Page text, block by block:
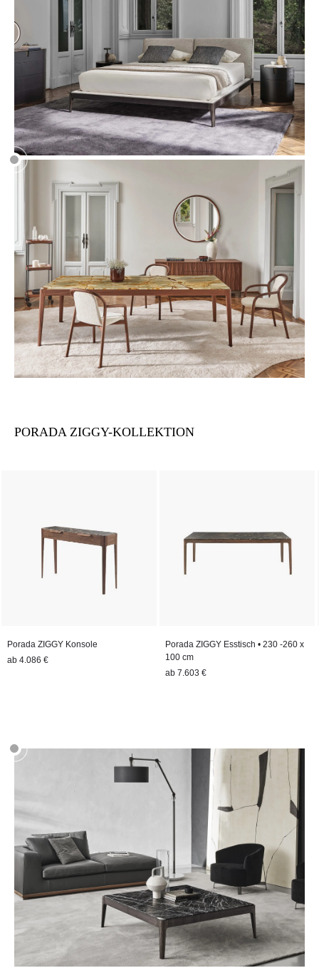
PORADA ZIGGY-KOLLEKTION
Porada ZIGGY Konsole
ab 4.086 €
Porada ZIGGY Esstisch • 230 -260 x
100 cm
ab 7.603 €